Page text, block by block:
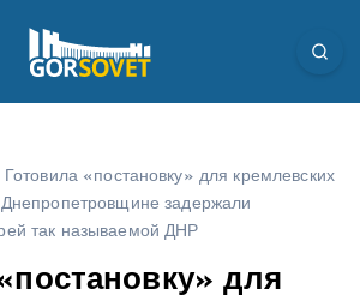
Готовила «постановку» для кремлевских
Днепропетровщине задержали
так называемой ДНР
для